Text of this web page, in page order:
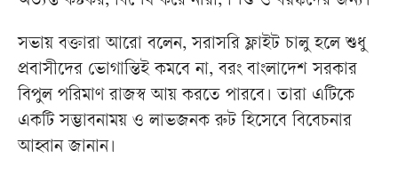
সভায় বক্তারা আরো বলেন, সরাসরি ফ্লাইট চালু হলে শুধু
প্রবাসীদের ভোগান্তিই কমবে না, বরং বাংলাদেশ সরকার
বিপুল পরিমাণ রাজস্ব আয় করতে পারবে। তারা এটিকে
একটি সম্ভাবনাময় ও লাভজনক রুট হিসেবে বিবেচনার
আহ্বান জানান।